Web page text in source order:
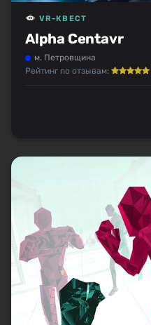
Alpha Centavr
VR-КВЕСТ
м. Петровщина
Рейтинг по отзывам: